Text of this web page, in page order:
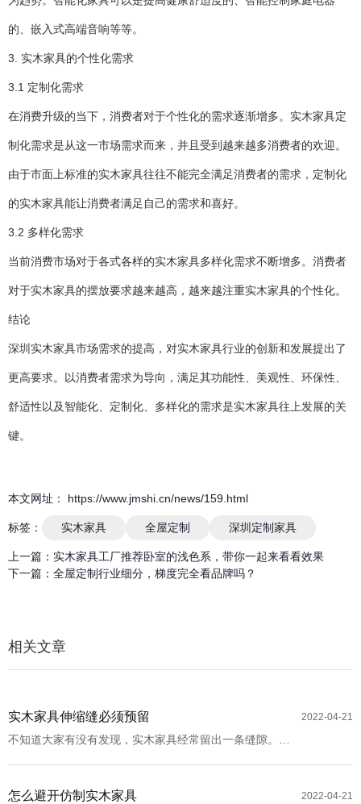
的、嵌入式高端音响等等。
3. 实木家具的个性化需求
3.1 定制化需求
在消费升级的当下，消费者对于个性化的需求逐渐增多。实木家具定
制化需求是从这一市场需求而来，并且受到越来越多消费者的欢迎。
由于市面上标准的实木家具往往不能完全满足消费者的需求，定制化
的实木家具能让消费者满足自己的需求和喜好。
3.2 多样化需求
当前消费市场对于各式各样的实木家具多样化需求不断增多。消费者
对于实木家具的摆放要求越来越高，越来越注重实木家具的个性化。
结论
深圳实木家具市场需求的提高，对实木家具行业的创新和发展提出了
更高要求。以消费者需求为导向，满足其功能性、美观性、环保性、
舒适性以及智能化、定制化、多样化的需求是实木家具往上发展的关
键。
本文网址： https://www.jmshi.cn/news/159.html
标签： 实木家具 全屋定制 深圳定制家具
上一篇： 实木家具工厂推荐卧室的浅色系，带你一起来看看效果
下一篇： 全屋定制行业细分，梯度完全看品牌吗？
相关文章
2022-04-21
实木家具伸缩缝必须预留
不知道大家有没有发现，实木家具经常留出一条缝隙。这
2022-04-21
怎么避开仿制实木家具